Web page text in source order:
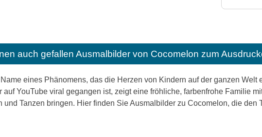
auch gefallen Ausmalbilder von Cocomelon zum
eines Phänomens, das die Herzen von Kindern auf der ganzen Welt
auf YouTube viral gegangen ist, zeigt eine fröhliche, farbenfrohe Familie
und Tanzen bringen. Hier finden Sie Ausmalbilder zu Cocomelon, die den